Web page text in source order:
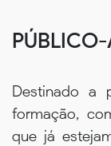
Destinado a
formação,
que já